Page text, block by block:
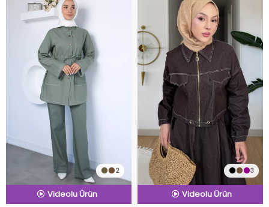
2
İndirimli Ürün
3
İndirimli Ürün